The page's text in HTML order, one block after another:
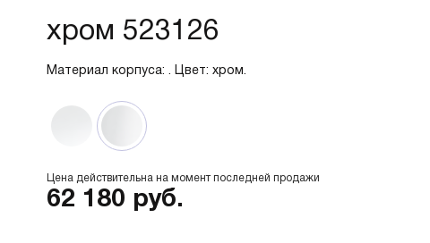
хром 523126
Материал корпуса: . Цвет: хром.
Цена действительна на момент последней продажи
62 180 руб.